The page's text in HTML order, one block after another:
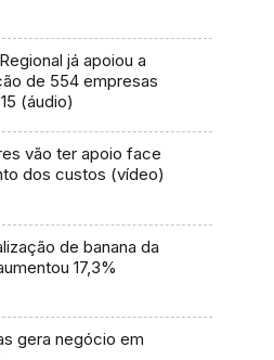
já apoiou a
de 554 empresas
(áudio)
vão ter apoio face
dos custos (vídeo)
de banana da
17,3%
gera negócio em